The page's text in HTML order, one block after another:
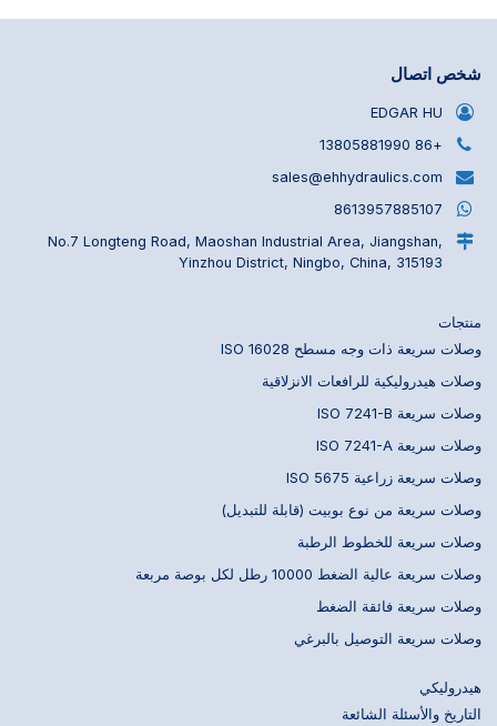
شخص اتصال
EDGAR HU
+86 13805881990
sales@ehhydraulics.com
8613957885107
No.7 Longteng Road, Maoshan Industrial Area, Jiangshan,
Yinzhou District, Ningbo, China, 315193
منتجات
وصلات سريعة ذات وجه مسطح ISO 16028
وصلات هيدروليكية للرافعات الانزلاقية
وصلات سريعة ISO 7241-B
وصلات سريعة ISO 7241-A
وصلات سريعة زراعية ISO 5675
وصلات سريعة من نوع بوبيت (قابلة للتبديل)
وصلات سريعة للخطوط الرطبة
وصلات سريعة عالية الضغط 10000 رطل لكل بوصة مربعة
وصلات سريعة فائقة الضغط
وصلات سريعة التوصيل بالبرغي
هيدروليكي
التاريخ والأسئلة الشائعة